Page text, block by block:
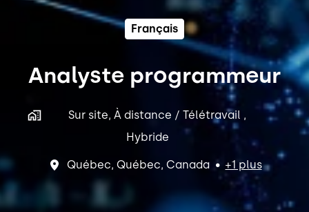
Français
Analyste programmeur
Sur site, À distance / Télétravail ,
Hybride
Québec, Québec, Canada • +1 plus